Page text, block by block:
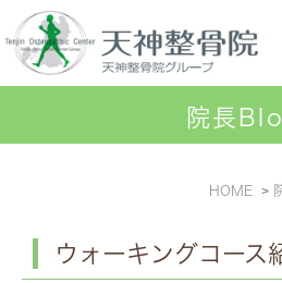
院長
HOME
ウォーキングコース